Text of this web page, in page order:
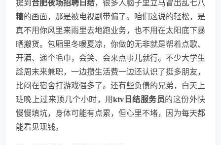
提到 合肥夜场招聘日结，很多人脑子里立马冒出乱七八
糟的画面，那是被电视剧带偏了。咱们这说的轻松，是
真不用你风里来雨里去地跑业务，也不用在太阳底下暴
晒搬货。包厢里冬暖夏凉，你做的无非就是帮着点歌、
开酒、递个毛巾，会笑、会来点事儿就行。不少大学生
趁周末来兼职，一边攒生活费一边还认识了挺多朋友，
比闷在宿舍打游戏强多了。还有些负债的兄弟，白天上
班晚上过来顶几个小时，用ktv日结服务员的这份外快
慢慢填坑，身体可能有点累，但心里不堵，因为每天都
能看见现钱。